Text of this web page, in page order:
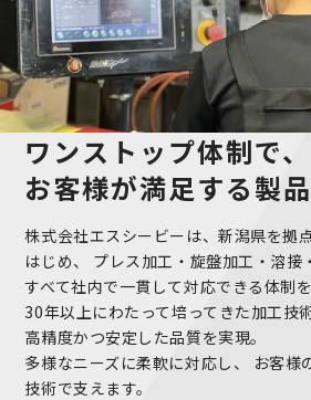
ワンストップ体制で、
お客様が満足する製品
株式会社エスシービーは、新潟県を拠点
はじめ、
プレス加工・旋盤加工・溶接
すべて社内で一貫して対応できる体制を
30年以上にわたって培ってきた加工技
高精度かつ安定した品質を実現。
多様なニーズに柔軟に対応し、
お客様
技術で支えます。